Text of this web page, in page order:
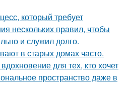
который требует
нескольких правил, чтобы
и служил долго.
в старых домах часто.
для тех, кто хочет
пространство даже в